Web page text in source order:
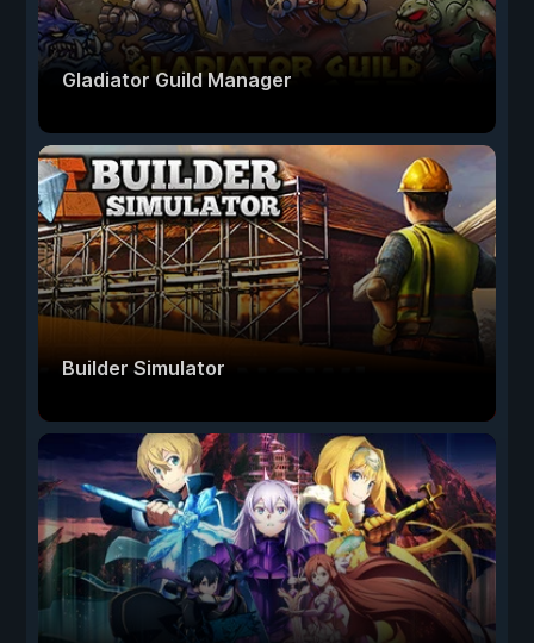
Gladiator Guild Manager
Builder Simulator